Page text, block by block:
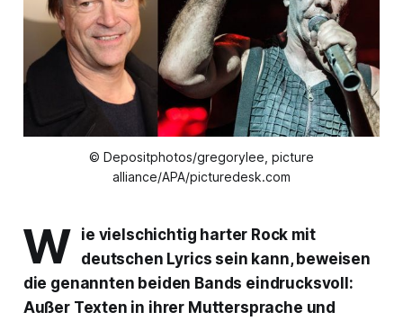
© Depositphotos/gregorylee, picture
alliance/APA/picturedesk.com
W ie vielschichtig harter Rock mit
deutschen Lyrics sein kann, beweisen
die genannten beiden Bands eindrucksvoll:
Außer Texten in ihrer Muttersprache und